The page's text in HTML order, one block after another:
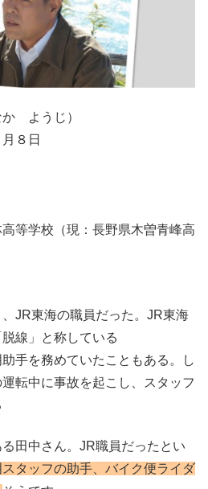
ようじ）
８日
等学校（現：長野県木曽青峰高
、JR東海の職員だった。JR東海
線」と称している
手を務めていたこともある。し
転中に事故を起こし、スタッフ
田中さん。JR職員だったとい
スタッフの助手、バイク便ライダ